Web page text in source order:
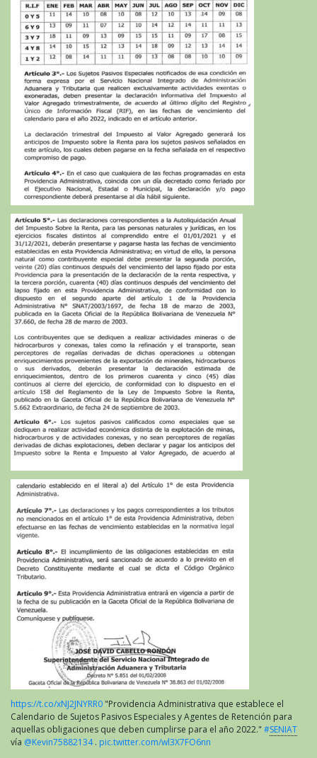
https://t.co/xNJ2JNYRR0 "Providencia Administrativa que establece el
Calendario de Sujetos Pasivos Especiales y Agentes de Retención para
aquellas obligaciones que deben cumplirse para el año 2022." #SENIAT
vía @Kevin75882134. pic.twitter.com/wl3X7FO6nn